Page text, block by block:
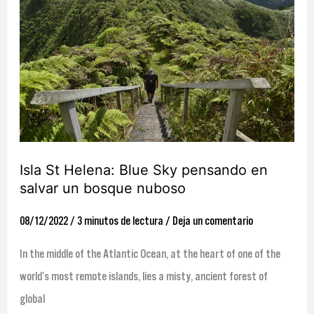
Isla St Helena: Blue Sky pensando en
salvar un bosque nuboso
08/12/2022 / 3 minutos de lectura / Deja un comentario
In the middle of the Atlantic Ocean, at the heart of one of the
world’s most remote islands, lies a misty, ancient forest of
global
Helena:
Blue
Sky
pensando
en
salvar
bosque
nuboso